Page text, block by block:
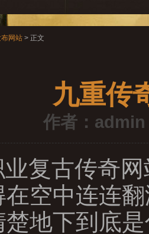
网站 > 正文
九重传
作者：admin
复古传奇网
空中连连
楚地下到底